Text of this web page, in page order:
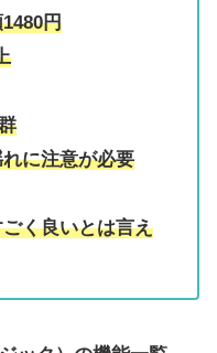
円
に注意が必要
く良いとは言え